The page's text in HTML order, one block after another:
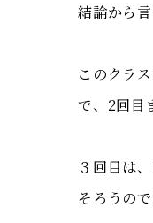
結論から
このクラ
で、2回目
３回目は
そろうの